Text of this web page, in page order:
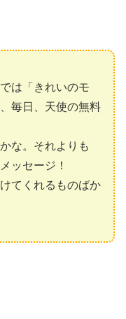
は「きれいのモ
毎日、天使の無料
な。それよりも
ッセージ！
てくれるものばか